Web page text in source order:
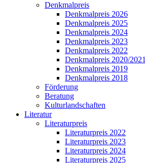
Denkmalpreis
Denkmalpreis 2026
Denkmalpreis 2025
Denkmalpreis 2024
Denkmalpreis 2023
Denkmalpreis 2022
Denkmalpreis 2020/2021
Denkmalpreis 2019
Denkmalpreis 2018
Förderung
Beratung
Kulturlandschaften
Literatur
Literaturpreis
Literaturpreis 2022
Literaturpreis 2023
Literaturpreis 2024
Literaturpreis 2025